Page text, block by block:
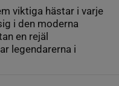
viktiga hästar i varje
i den moderna
en rejäl
legendarerna i